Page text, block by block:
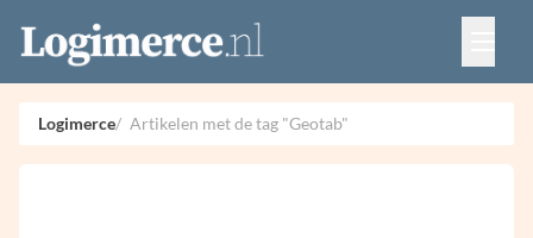
Vacatures
Events
Adverteren
Partners
Logimerce Artikelen met de tag "Geotab"